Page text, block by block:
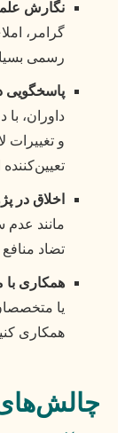
نگارش
گرامر،
رسمی
پاسخگویی
داوران،
و تغییرات
اخلاق در
مانند عدم
تضاد
همکاری
یا
همکاری
چالش‌های